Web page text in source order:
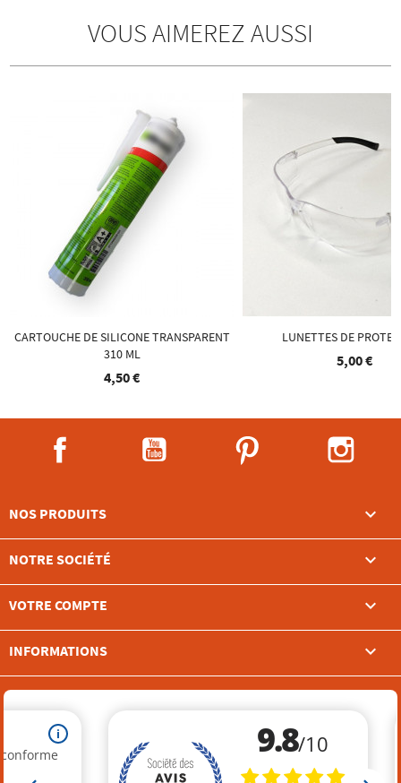
VOUS AIMEREZ AUSSI
CARTOUCHE DE SILICONE TRANSPARENT
310 ML
4,50 €
LUNETTES DE
5,00 €
NOS PRODUITS 
NOTRE SOCIÉTÉ 
VOTRE COMPTE 
INFORMATIONS keyboard_arrow_down